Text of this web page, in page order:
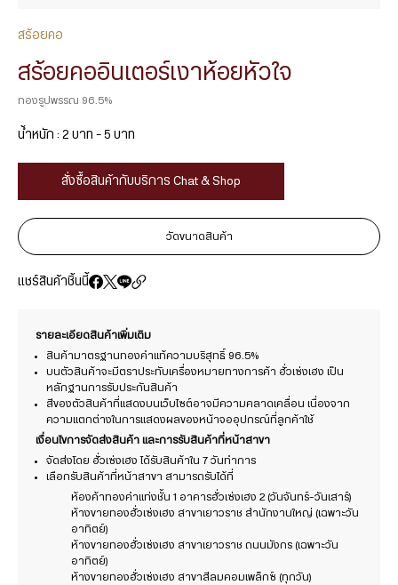
สร้อยคอ
สร้อยคออินเตอร์เงาห้อยหัวใจ
ทองรูปพรรณ 96.5%
น้ำหนัก : 2 บาท – 5 บาท
สั่งซื้อสินค้ากับบริการ Chat & Shop
วัดขนาดสินค้า
แชร์สินค้าชิ้นนี้
รายละเอียดสินค้าเพิ่มเติม
สินค้ามาตรฐานทองคำแท้ความบริสุทธิ์ 96.5%
บนตัวสินค้าจะมีตราประทับเครื่องหมายทางการค้า ฮั่วเซ่งเฮง เป็น
หลักฐานการรับประกันสินค้า
สีของตัวสินค้าที่แสดงบนเว็บไซต์อาจมีความคลาดเคลื่อน เนื่องจาก
ความแตกต่างในการแสดงผลของหน้าจออุปกรณ์ที่ลูกค้าใช้
เงื่อนไขการจัดส่งสินค้า และการรับสินค้าที่หน้าสาขา
จัดส่งโดย ฮั่วเซ่งเฮง ได้รับสินค้าใน 7 วันทำการ
เลือกรับสินค้าที่หน้าสาขา สามารถรับได้ที่
ห้องค้าทองคำแท่งชั้น 1 อาคารฮั่วเซ่งเฮง 2 (วันจันทร์-วันเสาร์)
ห้างขายทองฮั่วเซ่งเฮง สาขาเยาวราช สำนักงานใหญ่ (เฉพาะวัน
อาทิตย์)
ห้างขายทองฮั่วเซ่งเฮง สาขาเยาวราช ถนนมังกร (เฉพาะวัน
อาทิตย์)
ห้างขายทองฮั่วเซ่งเฮง สาขาสีลมคอมเพล็กซ์ (ทุกวัน)